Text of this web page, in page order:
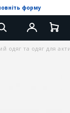
форму
одяг та одяг для